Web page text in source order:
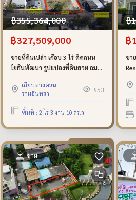
฿355,364,000
฿327,509,000
ขายที่ดินเปล่า เกือบ 3 ไร่ ติดถนน
โยธินพัฒนา รูปแปลงที่ดินสวย ถม
เลียบทางด่วน
รามอินทรา
653
พื้นที่ : 2 ไร่ 3 งาน 10 ตร.ว.
฿
฿
ขา
ส่ว
ขาย